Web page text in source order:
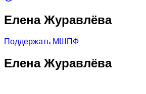
Елена Журавлёва
Поддержать МШПФ
Елена Журавлёва